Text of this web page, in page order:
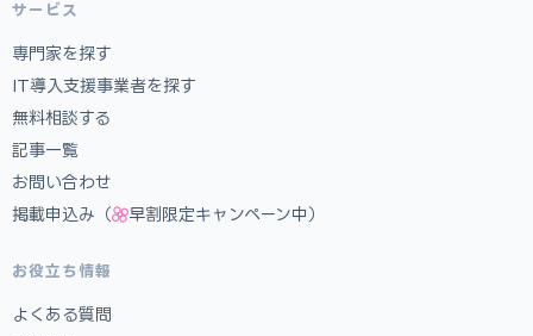
サービス
専門家を探す
IT導入支援事業者を探す
無料相談する
記事一覧
お問い合わせ
掲載申込み（
早割限定キャンペーン中）
お役立ち情報
よくある質問